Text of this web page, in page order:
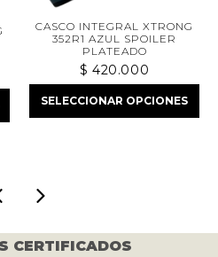
CASCO INTEGRAL XTRONG
352R1 AZUL SPOILER
PLATEADO
420.000
SELECCIONAR OPCIONES
CERTIFICADOS